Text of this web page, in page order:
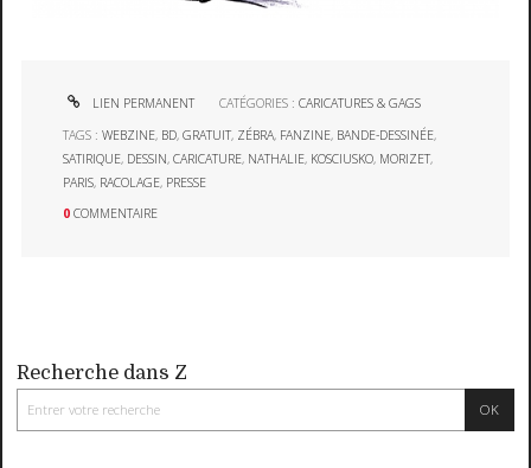
LIEN PERMANENT CATÉGORIES :CARICATURES & GAGS
TAGS :WEBZINE, BD,GRATUIT, ZÉBRA, FANZINE, BANDE-DESSINÉE,
SATIRIQUE, DESSIN,CARICATURE, NATHALIE, KOSCIUSKO, MORIZET,
PARIS, RACOLAGE, PRESSE
0 COMMENTAIRE
Recherche dans Z